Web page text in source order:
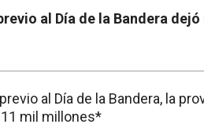
al Día de la Bandera
al Día de la Bandera, la
mil millones*